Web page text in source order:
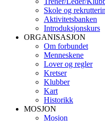
Skole og
Aktivitetsbanken
Introduksjonskurs
ORGANISASJON
Om forbundet
Menneskene
Lover og regler
Kretser
Klubber
Kart
Historikk
MOSJON
Mosjon